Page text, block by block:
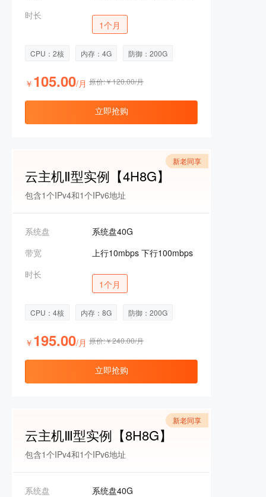
时长
1个月
CPU：2核 内存：4G 防御：200G
￥ 105.00/月 原价:￥120.00/月
立即抢购
新老同享
云主机Ⅱ型实例【4H8G】
包含1个IPv4和1个IPv6地址
系统盘
系统盘40G
带宽
上行10mbps 下行100mbps
时长
1个月
CPU：4核 内存：8G 防御：200G
￥ 195.00/月 原价:￥240.00/月
立即抢购
新老同享
云主机Ⅲ型实例【8H8G】
包含1个IPv4和1个IPv6地址
系统盘
系统盘40G